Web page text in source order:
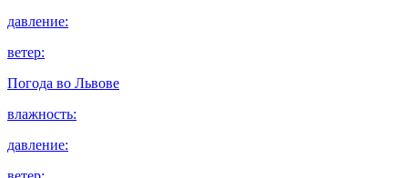
давление:
ветер:
Погода во Львове
влажность:
давление: